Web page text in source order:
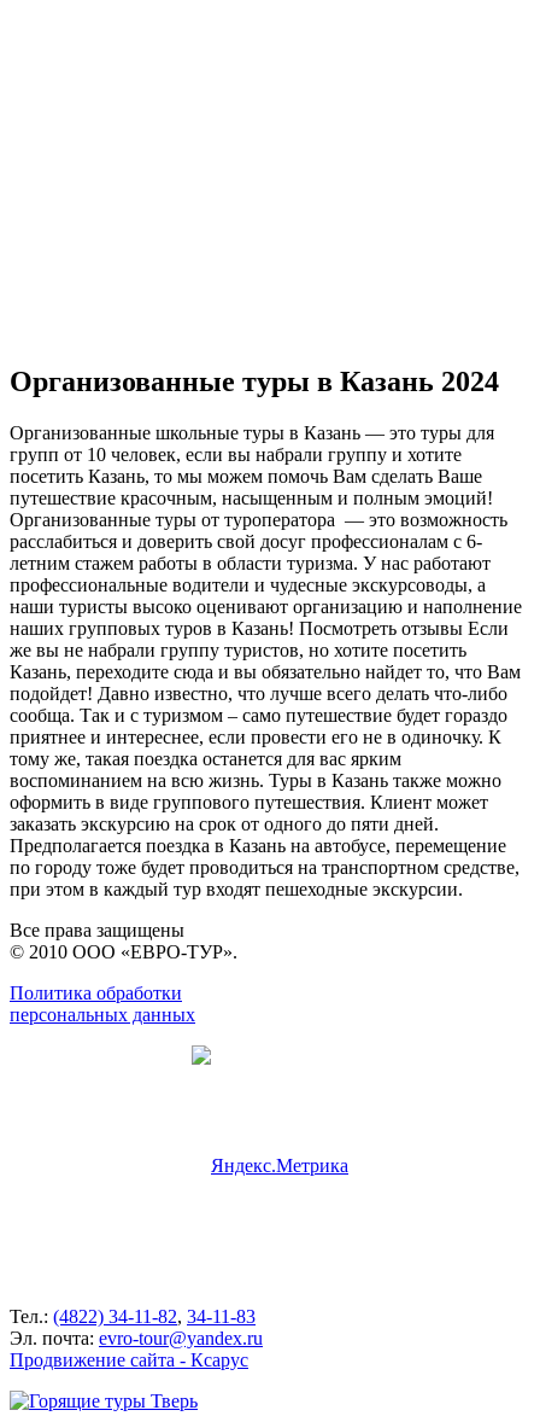
Организованные туры в Казань 2024
Организованные школьные туры в Казань — это туры для
групп от 10 человек, если вы набрали группу и хотите
посетить Казань, то мы можем помочь Вам сделать Ваше
путешествие красочным, насыщенным и полным эмоций!
Организованные туры от туроператора — это возможность
расслабиться и доверить свой досуг профессионалам с 6-
летним стажем работы в области туризма. У нас работают
профессиональные водители и чудесные экскурсоводы, а
наши туристы высоко оценивают организацию и наполнение
наших групповых туров в Казань! Посмотреть отзывы Если
же вы не набрали группу туристов, но хотите посетить
Казань, переходите сюда и вы обязательно найдет то, что Вам
подойдет! Давно известно, что лучше всего делать что-либо
сообща. Так и с туризмом – само путешествие будет гораздо
приятнее и интереснее, если провести его не в одиночку. К
тому же, такая поездка останется для вас ярким
воспоминанием на всю жизнь. Туры в Казань также можно
оформить в виде группового путешествия. Клиент может
заказать экскурсию на срок от одного до пяти дней.
Предполагается поездка в Казань на автобусе, перемещение
по городу тоже будет проводиться на транспортном средстве,
при этом в каждый тур входят пешеходные экскурсии.
Все права защищены
© 2010 ООО «ЕВРО-ТУР».
Политика обработки
персональных данных
Тел.: (4822) 34-11-82, 34-11-83
Эл. почта: evro-tour@yandex.ru
Продвижение сайта - Ксарус